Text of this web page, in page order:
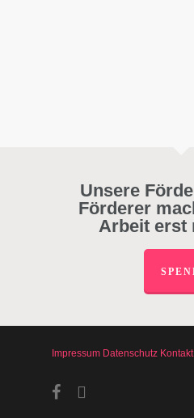
Unsere
Förderer
Arbeit erst
Impressum Datenschutz Kontakt
facebookinstagram